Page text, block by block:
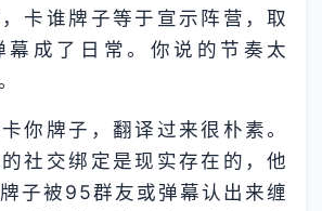
卡谁牌子等于宣示阵营，取
幕成了日常。你说的节奏太
你牌子，翻译过来很朴素。
社交绑定是现实存在的，他
子被95群友或弹幕认出来缠